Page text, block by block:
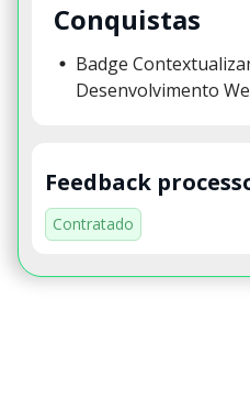
Conquistas
Badge
Desenvolvimento
Feedback
Contratado